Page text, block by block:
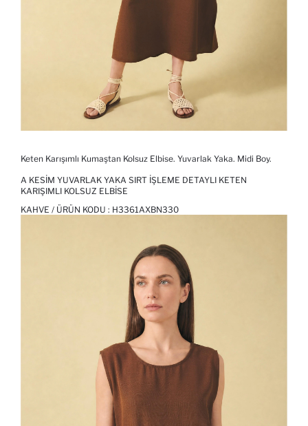
Keten Karışımlı Kumaştan Kolsuz Elbise. Yuvarlak Yaka. Midi Boy.
A KESIM YUVARLAK YAKA SIRT İŞLEME DETAYLI KETEN
KARIŞIMLI KOLSUZ ELBISE
KAHVE / ÜRÜN KODU : H3361AXBN330